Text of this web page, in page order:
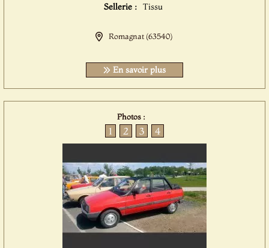
Sellerie : Tissu
Romagnat (63540)
En savoir plus
Photos :
1 2 3 4